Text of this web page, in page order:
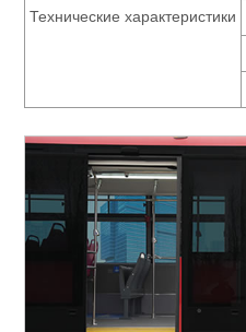
Технические характеристики